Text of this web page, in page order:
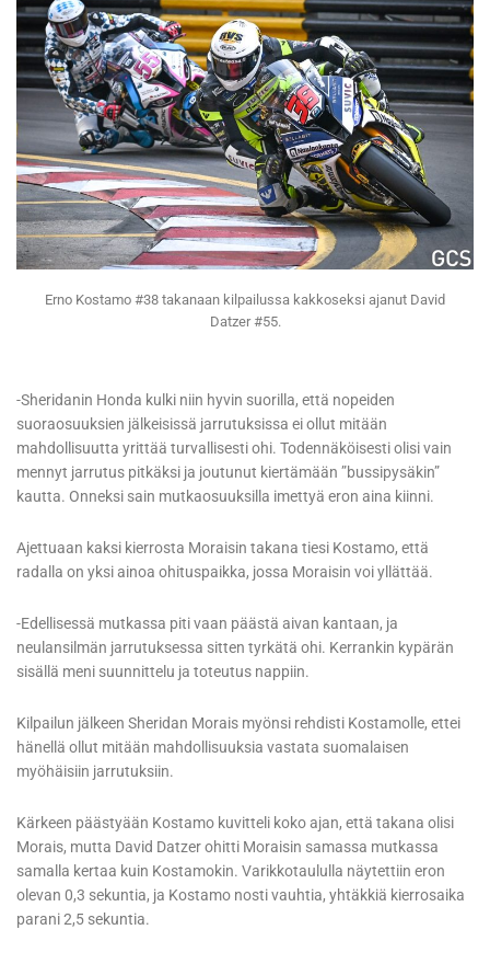
Erno Kostamo #38 takanaan kilpailussa kakkoseksi ajanut David
Datzer #55.
-Sheridanin Honda kulki niin hyvin suorilla, että nopeiden
suoraosuuksien jälkeisissä jarrutuksissa ei ollut mitään
mahdollisuutta yrittää turvallisesti ohi. Todennäköisesti olisi vain
mennyt jarrutus pitkäksi ja joutunut kiertämään ”bussipysäkin”
kautta. Onneksi sain mutkaosuuksilla imettyä eron aina kiinni.
Ajettuaan kaksi kierrosta Moraisin takana tiesi Kostamo, että
radalla on yksi ainoa ohituspaikka, jossa Moraisin voi yllättää.
-Edellisessä mutkassa piti vaan päästä aivan kantaan, ja
neulansilmän jarrutuksessa sitten tyrkätä ohi. Kerrankin kypärän
sisällä meni suunnittelu ja toteutus nappiin.
Kilpailun jälkeen Sheridan Morais myönsi rehdisti Kostamolle, ettei
hänellä ollut mitään mahdollisuuksia vastata suomalaisen
myöhäisiin jarrutuksiin.
Kärkeen päästyään Kostamo kuvitteli koko ajan, että takana olisi
Morais, mutta David Datzer ohitti Moraisin samassa mutkassa
samalla kertaa kuin Kostamokin. Varikkotaululla näytettiin eron
olevan 0,3 sekuntia, ja Kostamo nosti vauhtia, yhtäkkiä kierrosaika
parani 2,5 sekuntia.